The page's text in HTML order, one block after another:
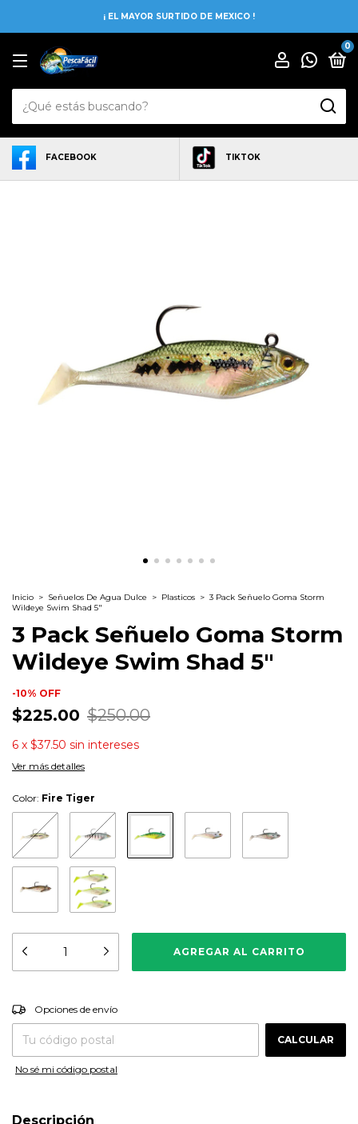
¡ EL MAYOR SURTIDO DE MEXICO !
0
FACEBOOK TIKTOK
Inicio > Señuelos De Agua Dulce > Plasticos > 3 Pack Señuelo Goma Storm
Wildeye Swim Shad 5"
3 Pack Señuelo Goma Storm
Wildeye Swim Shad 5"
-10% OFF
$225.00 $250.00
6 x $37.50 sin intereses
Ver más detalles
Color: Fire Tiger
Entregas para el CP:
Opciones de envío
CALCULAR
No sé mi código postal
Descripción